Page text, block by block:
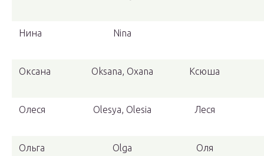
Нина Nina
Оксана Oksana, Oxana Ксюша
Олеся Olesya, Olesia Леся
Ольга Olga Оля